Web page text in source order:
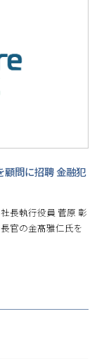
問に招聘 金融犯
長執行役員 菅原 彰
官の金髙雅仁氏を